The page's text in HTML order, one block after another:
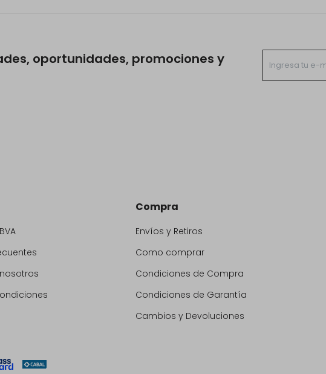
oportunidades, promociones y
Compra
Envíos y Retiros
Como comprar
Condiciones de Compra
Condiciones de Garantía
Cambios y Devoluciones